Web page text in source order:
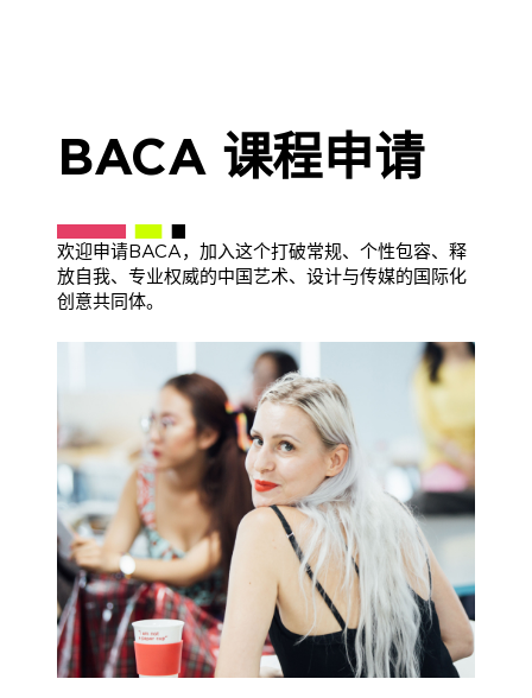
BACA 课程申请
欢迎申请BACA，加入这个打破常规、个性包容、释
放自我、专业权威的中国艺术、设计与传媒的国际化
创意共同体。